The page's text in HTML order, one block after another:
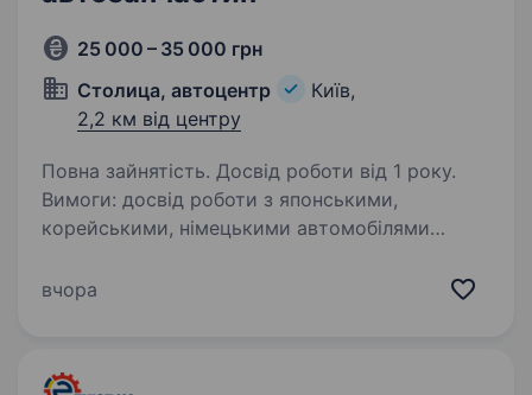
25 000 – 35 000 грн
Столица, автоцентр
Київ,
2,2 км від центру
Повна зайнятість. Досвід роботи від 1 року.
Вимоги: досвід роботи з японськими,
корейськими, німецькими автомобілями
з 9:00 до 18:00, Сб, Нд — вихідні. офіційне
вчора